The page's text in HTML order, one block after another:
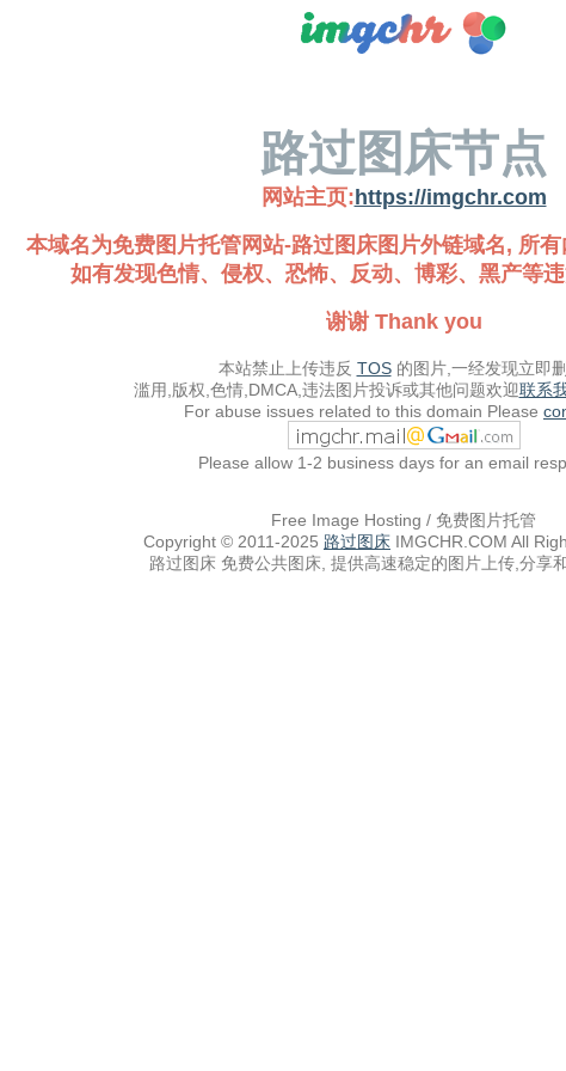
路过图床节点
网站主页: https://imgchr.com
本域名为免费图片托管网站-路过图床图片外链域名, 所
如有发现色情、侵权、恐怖、反动、博彩、黑产等
谢谢 Thank you
本站禁止上传违反 TOS的图片,一经发现立即删
滥用,版权,色情,DMCA,违法图片投诉或其他问题欢迎联系
For abuse issues related to this domain Please
Please allow 1-2 business days for an email
Free Image Hosting / 免费图片托管
Copyright © 2011-2025 路过图床 IMGCHR.COM All
路过图床 免费公共图床, 提供高速稳定的图片上传,分享